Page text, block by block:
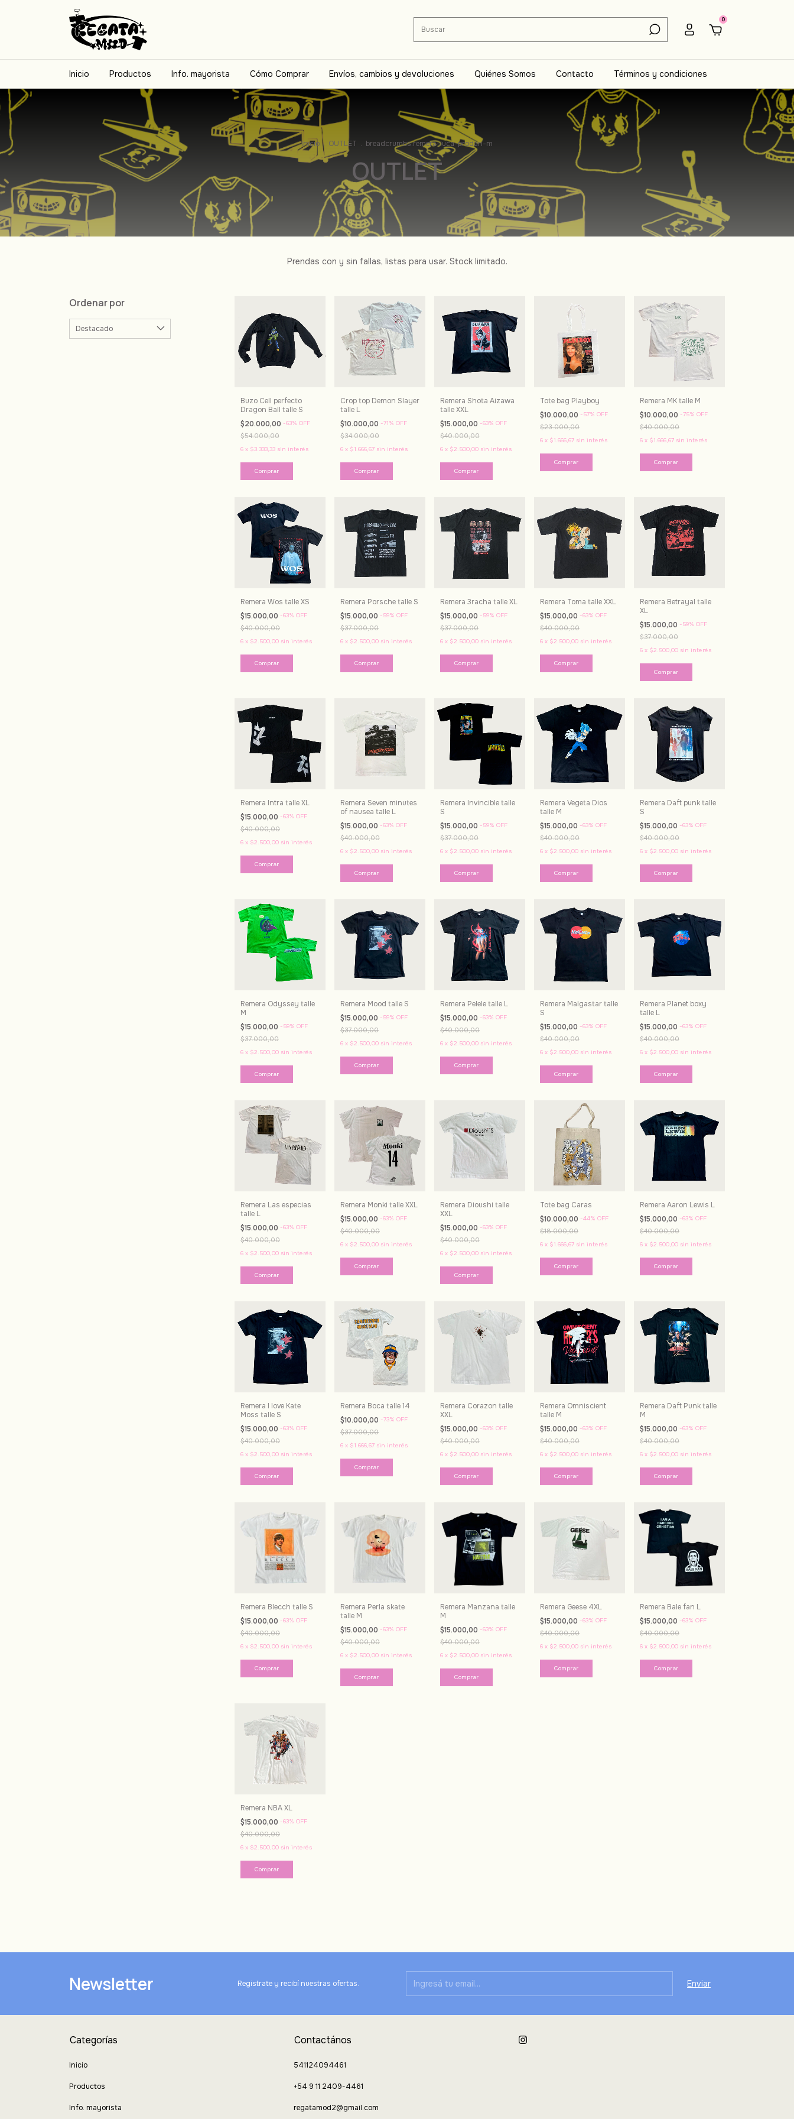
0
Inicio Productos Info. mayorista Cómo Comprar Envíos, cambios y devoluciones Quiénes Somos Contacto Términos y condiciones
Inicio . OUTLET . breadcrumbs.remera-luca-prodan-m
OUTLET
Prendas con y sin fallas, listas para usar. Stock limitado.
Ordenar por
Buzo Cell perfecto
Dragon Ball talle S
$20.000,00 -63% OFF
$54.000,00
6 x $3.333,33 sin interés
Crop top Demon Slayer
talle L
$10.000,00 -71% OFF
$34.000,00
6 x $1.666,67 sin interés
Remera Shota Aizawa
talle XXL
$15.000,00 -63% OFF
$40.000,00
6 x $2.500,00 sin interés
Tote bag Playboy
$10.000,00 -57% OFF
$23.000,00
6 x $1.666,67 sin interés
Remera MK talle M
$10.000,00 -75% OFF
$40.000,00
6 x $1.666,67 sin interés
Remera Wos talle XS
$15.000,00 -63% OFF
$40.000,00
6 x $2.500,00 sin interés
Remera Porsche talle S
$15.000,00 -59% OFF
$37.000,00
6 x $2.500,00 sin interés
Remera 3racha talle XL
$15.000,00 -59% OFF
$37.000,00
6 x $2.500,00 sin interés
Remera Toma talle XXL
$15.000,00 -63% OFF
$40.000,00
6 x $2.500,00 sin interés
Remera Betrayal talle
XL
$15.000,00 -59% OFF
$37.000,00
6 x $2.500,00 sin interés
Remera Intra talle XL
$15.000,00 -63% OFF
$40.000,00
6 x $2.500,00 sin interés
Remera Seven minutes
of nausea talle L
$15.000,00 -63% OFF
$40.000,00
6 x $2.500,00 sin interés
Remera Invincible talle
S
$15.000,00 -59% OFF
$37.000,00
6 x $2.500,00 sin interés
Remera Vegeta Dios
talle M
$15.000,00 -63% OFF
$40.000,00
6 x $2.500,00 sin interés
Remera Daft punk talle
S
$15.000,00 -63% OFF
$40.000,00
6 x $2.500,00 sin interés
Remera Odyssey talle
M
$15.000,00 -59% OFF
$37.000,00
6 x $2.500,00 sin interés
Remera Mood talle S
$15.000,00 -59% OFF
$37.000,00
6 x $2.500,00 sin interés
Remera Pelele talle L
$15.000,00 -63% OFF
$40.000,00
6 x $2.500,00 sin interés
Remera Malgastar talle
S
$15.000,00 -63% OFF
$40.000,00
6 x $2.500,00 sin interés
Remera Planet boxy
talle L
$15.000,00 -63% OFF
$40.000,00
6 x $2.500,00 sin interés
Remera Las especias
talle L
$15.000,00 -63% OFF
$40.000,00
6 x $2.500,00 sin interés
Remera Monki talle XXL
$15.000,00 -63% OFF
$40.000,00
6 x $2.500,00 sin interés
Remera Dioushi talle
XXL
$15.000,00 -63% OFF
$40.000,00
6 x $2.500,00 sin interés
Tote bag Caras
$10.000,00 -44% OFF
$18.000,00
6 x $1.666,67 sin interés
Remera Aaron Lewis L
$15.000,00 -63% OFF
$40.000,00
6 x $2.500,00 sin interés
Remera I love Kate
Moss talle S
$15.000,00 -63% OFF
$40.000,00
6 x $2.500,00 sin interés
Remera Boca talle 14
$10.000,00 -73% OFF
$37.000,00
6 x $1.666,67 sin interés
Remera Corazon talle
XXL
$15.000,00 -63% OFF
$40.000,00
6 x $2.500,00 sin interés
Remera Omniscient
talle M
$15.000,00 -63% OFF
$40.000,00
6 x $2.500,00 sin interés
Remera Daft Punk talle
M
$15.000,00 -63% OFF
$40.000,00
6 x $2.500,00 sin interés
Remera Blecch talle S
$15.000,00 -63% OFF
$40.000,00
6 x $2.500,00 sin interés
Remera Perla skate
talle M
$15.000,00 -63% OFF
$40.000,00
6 x $2.500,00 sin interés
Remera Manzana talle
M
$15.000,00 -63% OFF
$40.000,00
6 x $2.500,00 sin interés
Remera Geese 4XL
$15.000,00 -63% OFF
$40.000,00
6 x $2.500,00 sin interés
Remera Bale fan L
$15.000,00 -63% OFF
$40.000,00
6 x $2.500,00 sin interés
Remera NBA XL
$15.000,00 -63% OFF
$40.000,00
6 x $2.500,00 sin interés
Newsletter Registrate y recibí nuestras ofertas.
Categorías
Inicio
Productos
Info. mayorista
Contactános
541124094461
+54 9 11 2409-4461
regatamod2@gmail.com